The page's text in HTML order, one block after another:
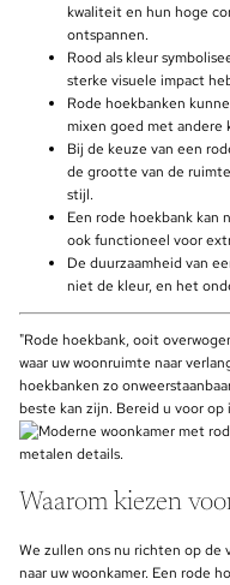
kwaliteit en hun hoge
ontspannen.
Rood als kleur
sterke visuele impact
Rode hoekbanken
mixen goed met andere
Bij de keuze van een
de grootte van de
stijl.
Een rode hoekbank kan
ook functioneel voor
De duurzaamheid van
niet de kleur, en het
"Rode hoekbank, ooit
waar uw woonruimte naar
hoekbanken zo
beste kan zijn. Bereid u voor
Waarom kiezen
We zullen ons nu richten op de
naar uw woonkamer. Een rode